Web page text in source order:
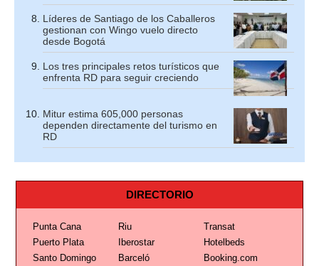
Líderes de Santiago de los Caballeros
gestionan con Wingo vuelo directo
desde Bogotá
Los tres principales retos turísticos que
enfrenta RD para seguir creciendo
Mitur estima 605,000 personas
dependen directamente del turismo en
RD
DIRECTORIO
Punta Cana Riu
Transat
Puerto Plata
Iberostar
Hotelbeds
Santo Domingo
Barceló
Booking.com